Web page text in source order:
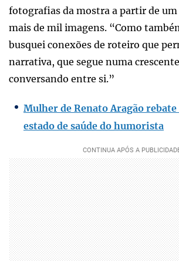
fotografias da mostra a partir de
mais de mil imagens. “Como
busquei conexões de roteiro que
narrativa, que segue numa
conversando entre si.”
Mulher de Renato Aragão
estado de saúde do humorista